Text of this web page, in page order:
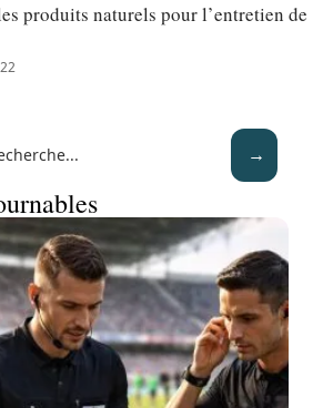
produits naturels pour l’entretien de